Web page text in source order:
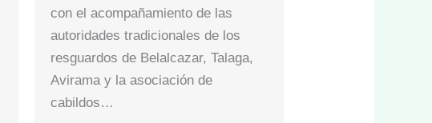
con el acompañamiento de las
autoridades tradicionales de los
resguardos de Belalcazar, Talaga,
Avirama y la asociación de
cabildos…